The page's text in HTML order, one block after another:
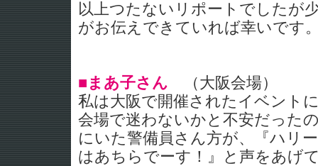
以上つたないリポートでしたが
がお伝えできていれば幸いです
■まあ子さん （大阪会場）
私は大阪で開催されたイベント
会場で迷わないかと不安だった
にいた警備員さん方が、『ハリ
はあちらでーす！』と声をあげ